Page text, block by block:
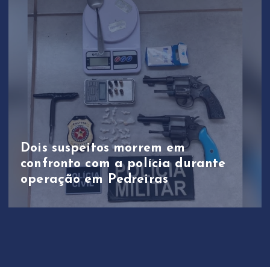
Dois suspeitos morrem em
confronto com a polícia durante
operação em Pedreiras